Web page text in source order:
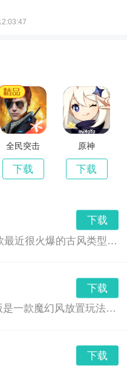
全民突击
下载
原神
下载
下载
梦浮灯安卓版是一款最近很火爆的古风类型的恋爱手机游戏。梦浮灯游戏中有着精美的画面和音效，中国风的画风，各具特色的男对象，精彩的CG动画，根据你的选择也会产生不同的结局。
下载
剑与远征1.36破解版是一款魔幻风放置玩法的卡牌养成游戏,玩家们将会继承神灵的意志,前去讨伐黑暗之力,这里拥有着非常奇幻的游...,剑与远征1.36破解版免费下载地址...
下载